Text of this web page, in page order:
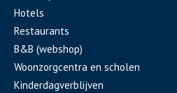
Hotels
Restaurants
B&B (webshop)
Woonzorgcentra en scholen
Kinderdagverblijven